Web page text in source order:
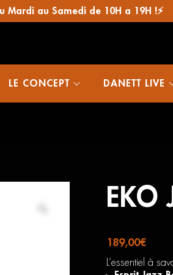
Mardi au Samedi de 10H a 19H !⚡
LE CONCEPT DANETT LIVE
EKO
189,00€
L’essentiel à